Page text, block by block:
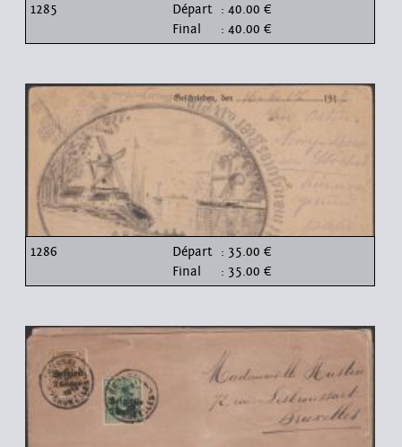
1285 Départ : 40.00 €
Final
: 40.00 €
1286 Départ : 35.00 €
Final
: 35.00 €